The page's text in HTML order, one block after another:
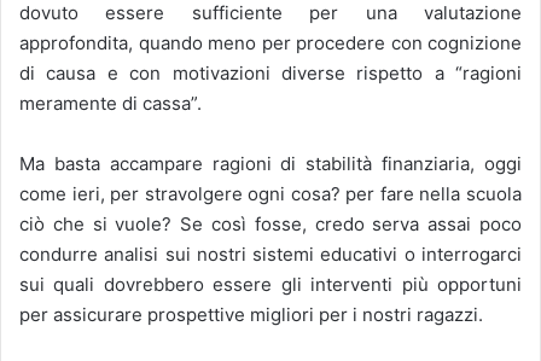
dovuto essere sufficiente per una valutazione
approfondita, quando meno per procedere con cognizione
di causa e con motivazioni diverse rispetto a “ragioni
meramente di cassa”.
Ma basta accampare ragioni di stabilità finanziaria, oggi
come ieri, per stravolgere ogni cosa? per fare nella scuola
ciò che si vuole? Se così fosse, credo serva assai poco
condurre analisi sui nostri sistemi educativi o interrogarci
sui quali dovrebbero essere gli interventi più opportuni
per assicurare prospettive migliori per i nostri ragazzi.